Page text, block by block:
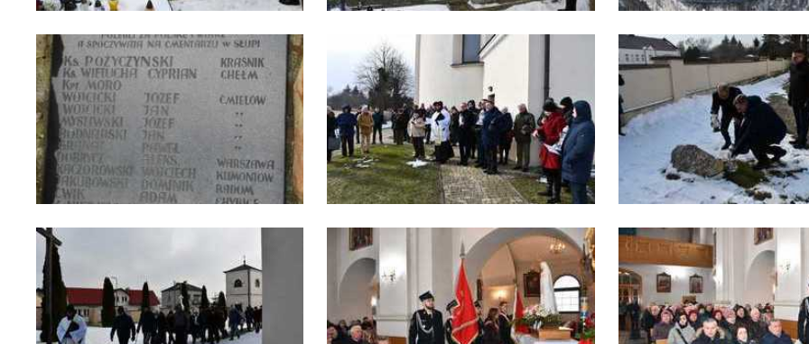
Ustawienia
Szanujemy Twoją prywatność. Możesz zmienić ustawienia cookies lub
Niezbędne
Niezbędne pliki cookies służą do prawidłowego funkcjonowania strony
internetowej i umożliwiają Ci komfortowe korzystanie z oferowanych przez nas